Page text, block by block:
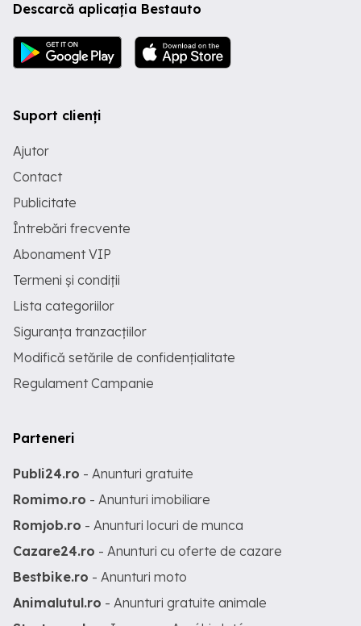
Descarcă aplicația Bestauto
Suport clienți
Ajutor
Contact
Publicitate
Întrebări frecvente
Abonament VIP
Termeni și condiții
Lista categoriilor
Siguranța tranzacțiilor
Modifică setările de confidențialitate
Regulament Campanie
Parteneri
Publi24.ro - Anunturi gratuite
Romimo.ro - Anunturi imobiliare
Romjob.ro - Anunturi locuri de munca
Cazare24.ro - Anunturi cu oferte de cazare
Bestbike.ro - Anunturi moto
Animalutul.ro - Anunturi gratuite animale